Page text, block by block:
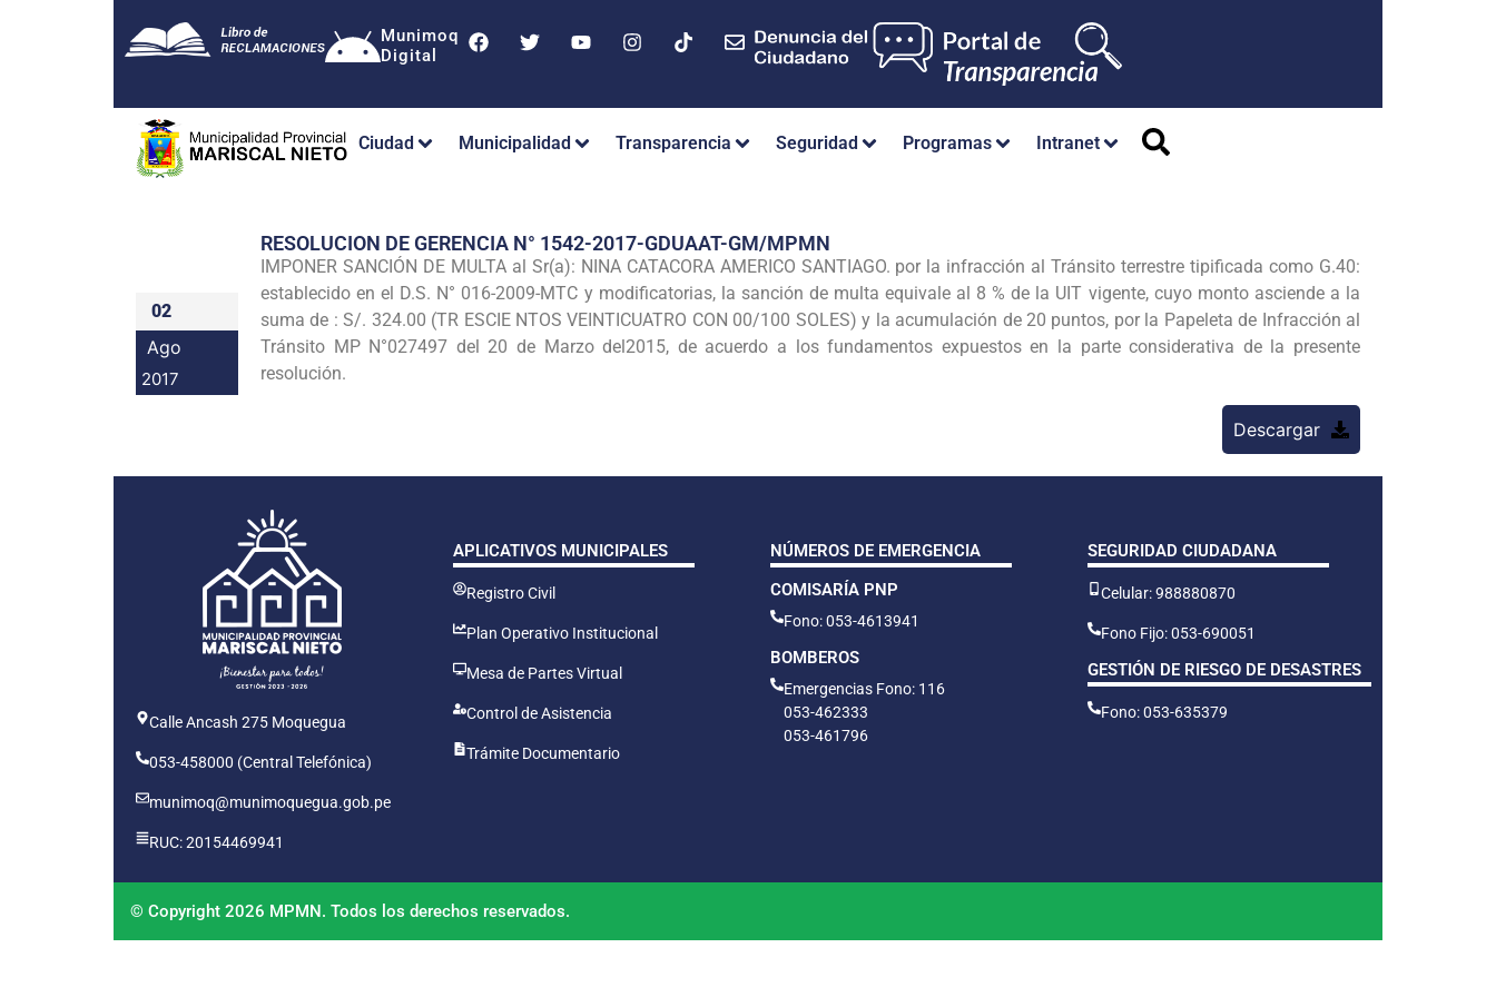
Munimoq
Digital
Ciudad Municipalidad Transparencia Seguridad Programas Intranet
02
Ago
2017
RESOLUCION DE GERENCIA N° 1542-2017-GDUAAT-GM/MPMN
IMPONER SANCIÓN DE MULTA al Sr(a): NINA CATACORA AMERICO SANTIAGO. por la infracción al Tránsito terrestre tipificada como G.40:
establecido en el D.S. N° 016-2009-MTC y modificatorias, la sanción de multa equivale al 8 % de la UIT vigente, cuyo monto asciende a la
suma de : S/. 324.00 (TR ESCIE NTOS VEINTICUATRO CON 00/100 SOLES) y la acumulación de 20 puntos, por la Papeleta de Infracción al
Tránsito MP N°027497 del 20 de Marzo del2015, de acuerdo a los fundamentos expuestos en la parte considerativa de la presente
resolución.
Descargar
Calle Ancash 275 Moquegua
053-458000 (Central Telefónica)
munimoq@munimoquegua.gob.pe
RUC: 20154469941
APLICATIVOS MUNICIPALES
Registro Civil
Plan Operativo Institucional
Mesa de Partes Virtual
Control de Asistencia
Trámite Documentario
NÚMEROS DE EMERGENCIA
COMISARÍA PNP
Fono: 053-4613941
BOMBEROS
Emergencias Fono: 116
053-462333
053-461796
SEGURIDAD CIUDADANA
Celular: 988880870
Fono Fijo: 053-690051
GESTIÓN DE RIESGO DE DESASTRES
Fono: 053-635379
© Copyright 2026 MPMN. Todos los derechos reservados.